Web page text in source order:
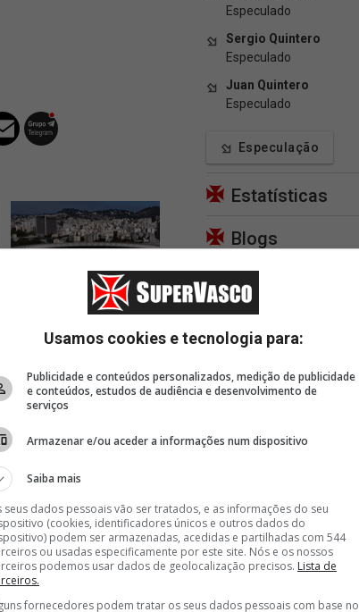
Imagens da chegada do
Vasco ao Maracanã
41 minutos
Diogo Dantas: O reforço
que está mais próximo do
Vasco no momento ⏰
Especulado
Sergio Quintero
Especulado
Juan Quintero
Especulado
Especulação
Estatísticas
Blogs
Apoie
Usamos cookies e tecnologia para:
Publicidade e conteúdos personalizados, medição de publicidade
e conteúdos, estudos de audiência e desenvolvimento de
serviços
Armazenar e/ou aceder a informações num dispositivo
Saiba mais
seus dados pessoais vão ser tratados, e as informações do seu
(cookies, identificadores únicos e outros dados do
podem ser armazenadas, acedidas e partilhadas com 544
ou usadas especificamente por este site. Nós e os nossos
podemos usar dados de geolocalização precisos. Lista de
fornecedores podem tratar os seus dados pessoais com base no